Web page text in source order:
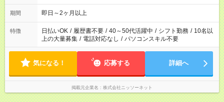
期間 即日～2ヶ月以上
特徴 日払いOK / 履歴書不要 / 40～50代活躍中 / シフト勤務 / 10名以
上の大量募集 / 電話対応なし / パソコンスキル不要
気になる！ 応募する 詳細へ
掲載元企業名 株式会社ニッソーネット